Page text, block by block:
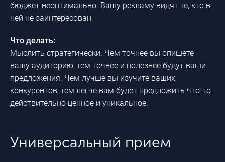
бюджет неоптимально. Вашу рекламу видят те, кто в
ней не заинтересован.
Что делать:
Мыслить стратегически. Чем точнее вы опишете
вашу аудиторию, тем точнее и полезнее будут ваши
предложения. Чем лучше вы изучите ваших
конкурентов, тем легче вам будет предложить что-то
действительно ценное и уникальное.
Универсальный прием